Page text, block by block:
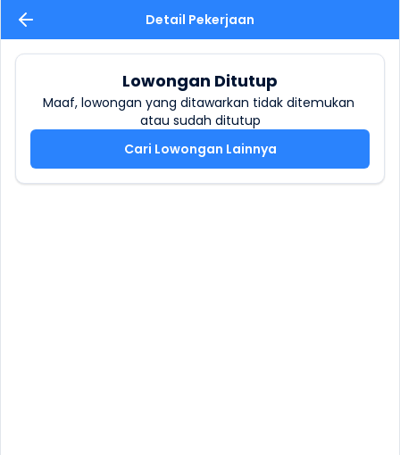
Detail Pekerjaan
Lowongan Ditutup
Maaf, lowongan yang ditawarkan tidak ditemukan
atau sudah ditutup
Cari Lowongan Lainnya